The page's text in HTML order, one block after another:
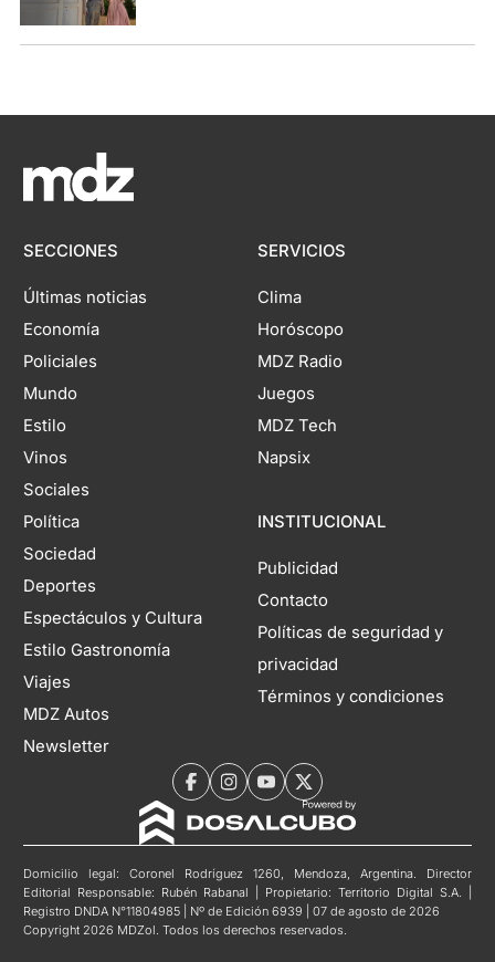
SECCIONES
Últimas noticias
Economía
Policiales
Mundo
Estilo
Vinos
Sociales
Política
Sociedad
Deportes
Espectáculos y Cultura
Estilo Gastronomía
Viajes
MDZ Autos
Newsletter
SERVICIOS
Clima
Horóscopo
MDZ Radio
Juegos
MDZ Tech
Napsix
INSTITUCIONAL
Publicidad
Contacto
Políticas de seguridad y
privacidad
Términos y condiciones
Domicilio legal: Coronel Rodríguez 1260, Mendoza, Argentina. Director
Editorial Responsable: Rubén Rabanal | Propietario: Territorio Digital S.A. |
Registro DNDA N°11804985 | Nº de Edición 6939 | 07 de agosto de 2026
Copyright 2026 MDZol. Todos los derechos reservados.